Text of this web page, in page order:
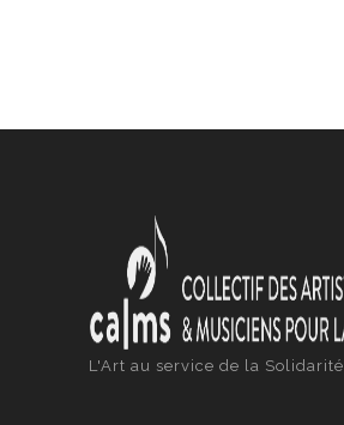
L'Art au service de la Solidarité